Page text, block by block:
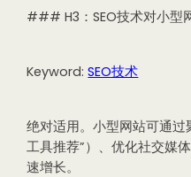
### H3：SEO技术对小型
Keyword:SEO技术
绝对适用。小型网站可通过
工具推荐”）、优化社交媒
速增长。